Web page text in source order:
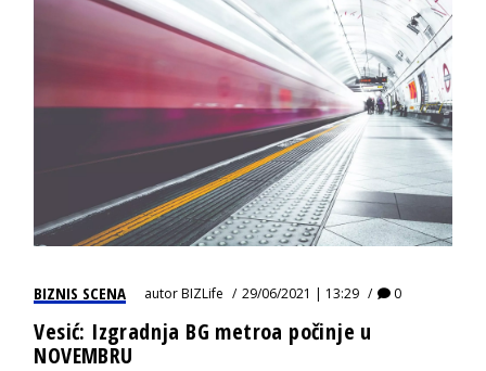
BIZNIS SCENA autorBIZLife 29/06/2021 | 13:29 0
Vesić: Izgradnja BG metroa počinje u
NOVEMBRU